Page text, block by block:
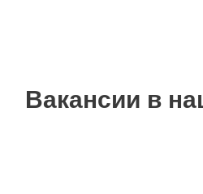
Вакансии в